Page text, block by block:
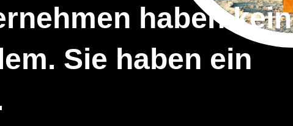
haben kein
Sie haben ein